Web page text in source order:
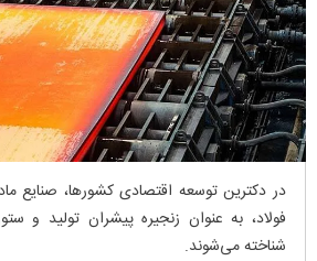
در دکترین توسعه اقتصادی کشورها، صنایع
فولاد، به عنوان زنجیره پیشران تولید و
شناخته می‌شوند.